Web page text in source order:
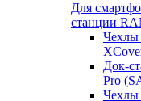
Для
станции
Чехлы
Док-
Pro
Чехлы